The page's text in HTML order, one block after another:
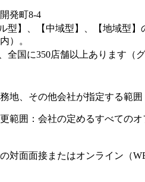
発町8-4
型】、【中域型】、【地域型】
）。
全国に350店舗以上あります（
地、その他会社が指定する範囲
範囲：会社の定めるすべてのオ
対面面接またはオンライン（